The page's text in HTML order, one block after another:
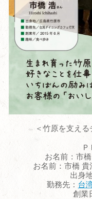
＜竹原を支え
お名前：市
お名前：市橋 貴
出身
勤務先： 台
創業